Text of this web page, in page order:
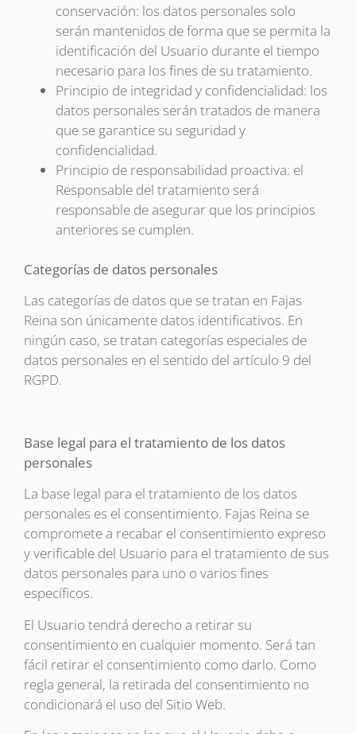
conservación: los datos personales solo
serán mantenidos de forma que se permita la
identificación del Usuario durante el tiempo
necesario para los fines de su tratamiento.
Principio de integridad y confidencialidad: los
datos personales serán tratados de manera
que se garantice su seguridad y
confidencialidad.
Principio de responsabilidad proactiva: el
Responsable del tratamiento será
responsable de asegurar que los principios
anteriores se cumplen.
Categorías de datos personales
Las categorías de datos que se tratan en Fajas
Reina son únicamente datos identificativos. En
ningún caso, se tratan categorías especiales de
datos personales en el sentido del artículo 9 del
RGPD.
Base legal para el tratamiento de los datos
personales
La base legal para el tratamiento de los datos
personales es el consentimiento. Fajas Reina se
compromete a recabar el consentimiento expreso
y verificable del Usuario para el tratamiento de sus
datos personales para uno o varios fines
específicos.
El Usuario tendrá derecho a retirar su
consentimiento en cualquier momento. Será tan
fácil retirar el consentimiento como darlo. Como
regla general, la retirada del consentimiento no
condicionará el uso del Sitio Web.